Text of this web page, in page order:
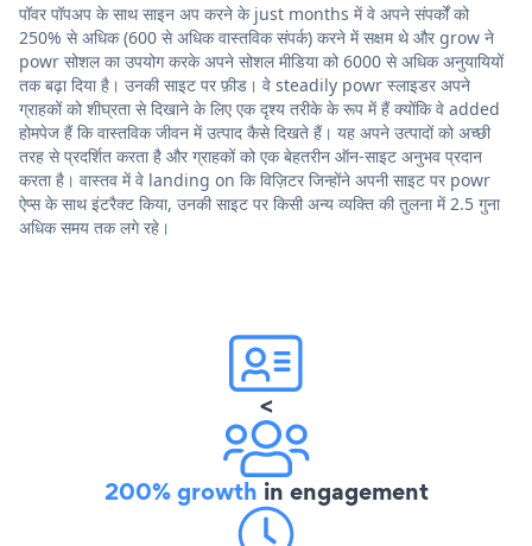
पॉवर पॉपअप के साथ साइन अप करने के just months में वे अपने संपर्कों को
250% से अधिक (600 से अधिक वास्तविक संपर्क) करने में सक्षम थे और grow ने
powr सोशल का उपयोग करके अपने सोशल मीडिया को 6000 से अधिक अनुयायियों
तक बढ़ा दिया है। उनकी साइट पर फ़ीड। वे steadily powr स्लाइडर अपने
ग्राहकों को शीघ्रता से दिखाने के लिए एक दृश्य तरीके के रूप में हैं क्योंकि वे added
होमपेज हैं कि वास्तविक जीवन में उत्पाद कैसे दिखते हैं। यह अपने उत्पादों को अच्छी
तरह से प्रदर्शित करता है और ग्राहकों को एक बेहतरीन ऑन-साइट अनुभव प्रदान
करता है। वास्तव में वे landing on कि विज़िटर जिन्होंने अपनी साइट पर powr
ऐप्स के साथ इंटरैक्ट किया, उनकी साइट पर किसी अन्य व्यक्ति की तुलना में 2.5 गुना
अधिक समय तक लगे रहे।
<
200% growth in engagement